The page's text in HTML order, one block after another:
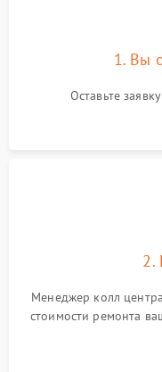
индикаторов
1. Вы
Оставьте
2.
Менеджер колл
стоимости ремонта